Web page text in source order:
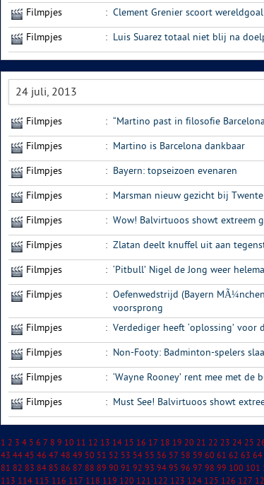
Filmpjes : Clement Grenier scoort
Filmpjes : Luis Suarez totaal niet blij na
24 juli, 2013
Filmpjes : “Martino past in filosofie
Filmpjes : Martino is Barcelona dankbaar
Filmpjes : Bayern: topseizoen evenaren
Filmpjes : Marsman nieuw gezicht bij Twente
Filmpjes : Wow! Balvirtuoos showt extreem
Filmpjes : Zlatan deelt knuffel uit aan
Filmpjes : ‘Pitbull’ Nigel de Jong weer
Filmpjes : Oefenwedstrijd (Bayern
voorsprong
Filmpjes
: Verdediger heeft ‘oplossing’ voor
Filmpjes : Non-Footy: Badminton-spelers
Filmpjes : ‘Wayne Rooney’ rent mee met de
Filmpjes : Must See! Balvirtuoos showt
1 2 3 4 5 6 7 8 9 10 11 12 13 14 15 16 17 18 19 20 21 22 23 24 25
43 44 45 46 47 48 49 50 51 52 53 54 55 56 57 58 59 60 61 62 63 64
81 82 83 84 85 86 87 88 89 90 91 92 93 94 95 96 97 98 99 100 101
113 114 115 116 117 118 119 120 121 122 123 124 125 126 127